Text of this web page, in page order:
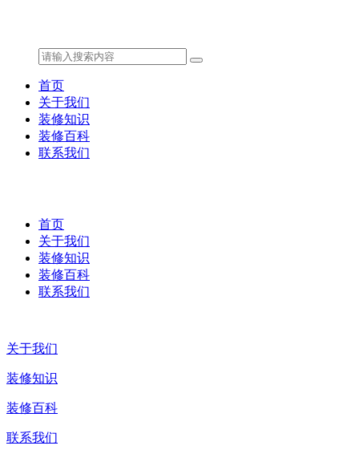
首页
关于我们
装修知识
装修百科
联系我们
首页
关于我们
装修知识
装修百科
联系我们
关于我们
装修知识
装修百科
联系我们